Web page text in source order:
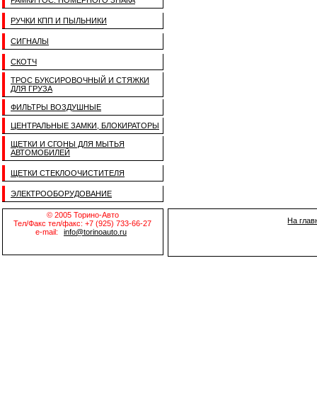
РУЧКИ КПП И ПЫЛЬНИКИ
СИГНАЛЫ
СКОТЧ
ТРОС БУКСИРОВОЧНЫЙ И СТЯЖКИ
ДЛЯ ГРУЗА
ФИЛЬТРЫ ВОЗДУШНЫЕ
ЦЕНТРАЛЬНЫЕ ЗАМКИ, БЛОКИРАТОРЫ
ЩЕТКИ И СГОНЫ ДЛЯ МЫТЬЯ
АВТОМОБИЛЕЙ
ЩЕТКИ СТЕКЛООЧИСТИТЕЛЯ
ЭЛЕКТРООБОРУДОВАНИЕ
© 2005 Торино-Авто
Тел/Факс тел/факс: +7 (925) 733-66-27
e-mail:
info@torinoauto.ru
На